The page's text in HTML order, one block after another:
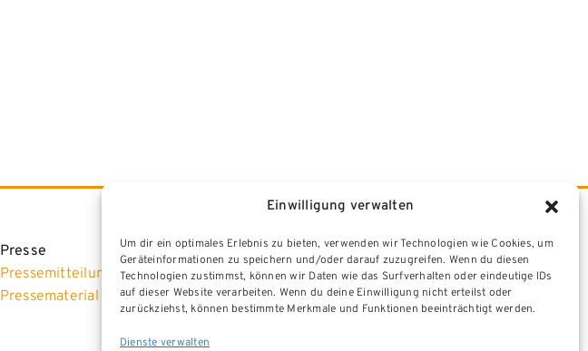
Einwilligung verwalten
Um dir ein optimales Erlebnis zu bieten, verwenden wir Technologien wie Cookies, um
Geräteinformationen zu speichern und/oder darauf zuzugreifen. Wenn du diesen
Technologien zustimmst, können wir Daten wie das Surfverhalten oder eindeutige IDs
auf dieser Website verarbeiten. Wenn du deine Einwilligung nicht erteilst oder
zurückziehst, können bestimmte Merkmale und Funktionen beeinträchtigt werden.
Dienste verwalten
Presse
Pressemitteilungen
Pressematerial